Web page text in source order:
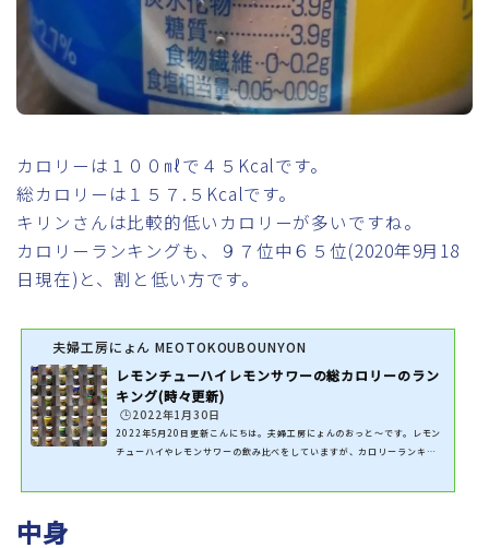
カロリーは１００㎖で４５Kcalです。
総カロリーは１５７.５Kcalです。
キリンさんは比較的低いカロリーが多いですね。
カロリーランキングも、９７位中６５位(2020年9月18
日現在)と、割と低い方です。
夫婦工房にょん MEOTOKOUBOUNYON
レモンチューハイレモンサワーの総カロリーのラン
キング(時々更新)
🕒️2022年1月30日
2022年5月20日更新こんにちは。夫婦工房にょんのおっと～です。レモン
チューハイやレモンサワーの飲み比べをしていますが、カロリーランキン
中身